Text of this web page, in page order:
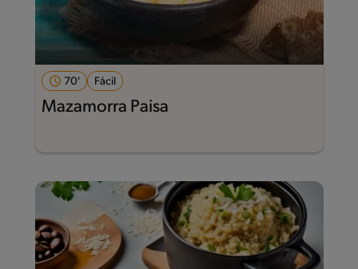
70' Fácil
Mazamorra Paisa